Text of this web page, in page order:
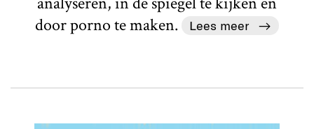
door porno te maken.
Lees meer